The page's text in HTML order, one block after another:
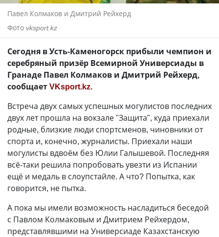
Павел Колмаков и Дмитрий Рейхерд
Фото vksport.kz
Сегодня в Усть-Каменогорск прибыли чемпион и
серебряный призёр Всемирной Универсиады в
Гранаде Павел Колмаков и Дмитрий Рейхерд,
сообщаетVKsport.kz.
Встреча двух самых успешных могулистов последних
двух лет прошла на вокзале "Защита", куда приехали
родные, близкие люди спортсменов, чиновники от
спорта и, конечно, журналисты. Приехали наши
могулисты вдвоём без Юлии Галышевой. Последняя
всё-таки решила попробовать увезти из Испании
ещё и медаль в слоупстайле. А что? Попытка, как
говорится, не пытка.
А пока мы имели возможность насладиться беседой
с Павлом Колмаковым и Дмитрием Рейхердом,
представлявшими на Универсиаде Казахстанскую